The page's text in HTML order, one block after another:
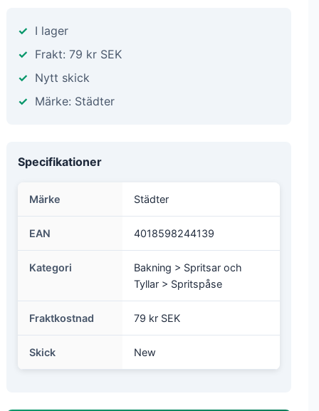
I lager
Frakt: 79 kr SEK
Nytt skick
Märke: Städter
Specifikationer
Märke Städter
EAN 4018598244139
Kategori
Bakning > Spritsar och
Tyllar > Spritspåse
Fraktkostnad 79 kr SEK
Skick New